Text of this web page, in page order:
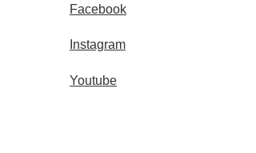
Facebook
Instagram
Youtube